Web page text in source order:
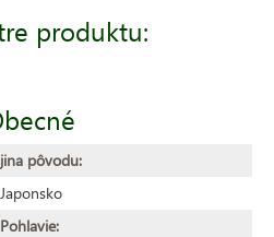
produktu:
pôvodu:
Japonsko
Pohlavie: